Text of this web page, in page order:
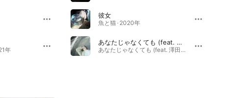
年
彼女
魚と猫 · 2020年
あなたじゃなくても (feat. 澤田 空海理)
あなたじゃなくても (feat. 澤田 空海理) - Single · 2024年